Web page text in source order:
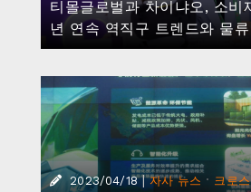
티몰글로벌과 차이냐오, 소비
년 연속 역직구 트렌드와 물
2023/04/18 | 자사 뉴스 · 크로